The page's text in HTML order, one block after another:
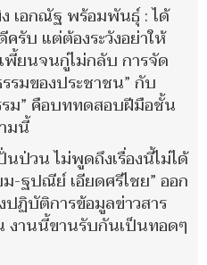
เอกณัฐ พร้อมพันธุ์ : ได้
รับ แต่ต้องระวังอย่าให้
พี้ยนจนกู่ไม่กลับ การจัด
รมของประชาชน” กับ
ม” คือบททดสอบฝีมือชั้น
มนี้
นป่วน ไม่พูดถึงเรื่องนี้ไม่ได้
-ฐปณีย์ เอียดศรีไชย” ออก
ปฏิบัติการข้อมูลข่าวสาร
งานนี้ขานรับกันเป็นทอดๆ